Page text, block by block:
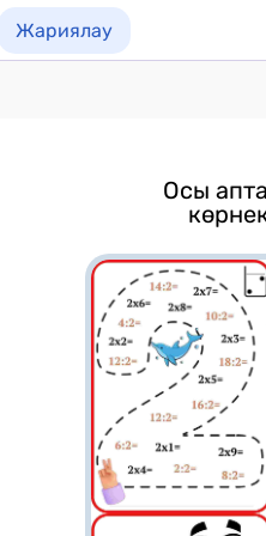
Жариялау
Осы